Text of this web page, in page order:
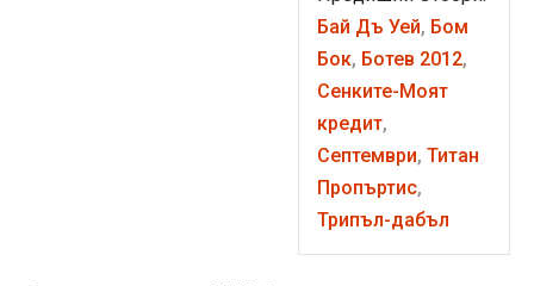
Бай Дъ Уей, Бом
Бок, Ботев 2012,
Сенките-Моят
кредит,
Септември, Титан
Пропъртис,
Трипъл-дабъл